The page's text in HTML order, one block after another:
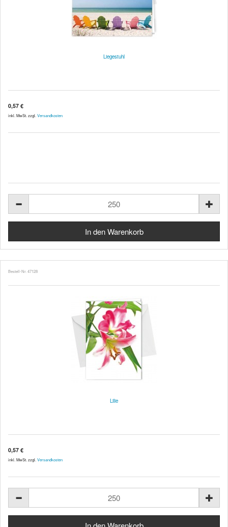
Liegestuhl
0,57 €
inkl. MwSt. zzgl. Versandkosten
Bestell-Nr. 47128
Lilie
0,57 €
inkl. MwSt. zzgl. Versandkosten